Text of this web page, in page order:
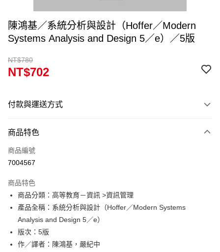
陳鴻基／系統分析與設計（Hoffer／Modern
Systems Analysis and Design 5／e）／5版
NT$780
NT$702
付款與運送方式
信用卡一次付款
超商取貨付款
Google Pay
ATM付款
運送方式
商品特色
商品編號
7004567
商品特色
商品分類：高等教育－資訊 >資訊管理
產品全稱：系統分析與設計（Hoffer／Modern Systems
Analysis and Design 5／e）
版次：5版
作／譯者：陳鴻基，嚴紀中